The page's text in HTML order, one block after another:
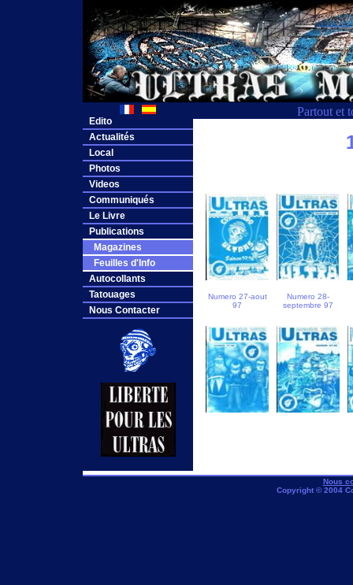
Partout et
Edito
Actualités
Local
Photos
Videos
Communiqués
Le Livre
Publications
Magazines
Feuilles d'Info
Autocollants
Tatouages
Nous Contacter
Numero 27-aout
97
Numero 28-
septembre 97
Nous
Copyright © 2004